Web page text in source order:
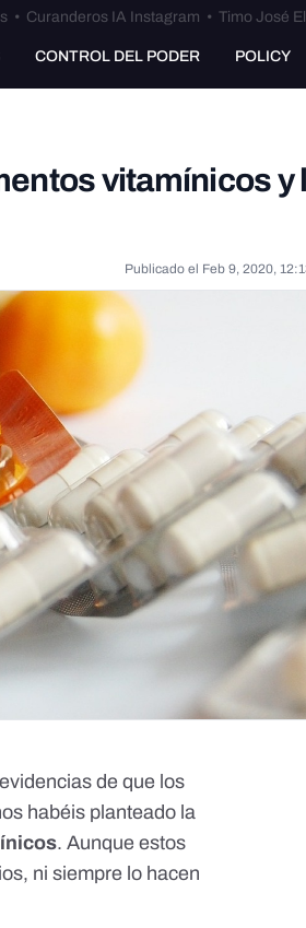
• Curanderos IA Instagram • Timo José
CONTROL DEL PODER POLICY
vitamínicos y
Publicado el Feb 9, 2020,
de que los
habéis planteado la
. Aunque estos
ni siempre lo hacen